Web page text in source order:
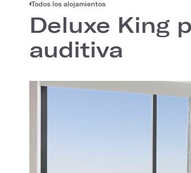
Todos los alojamientos
Deluxe King
auditiva